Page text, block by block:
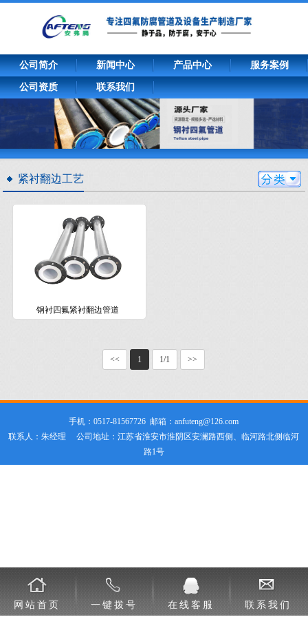
公司简介 新闻中心 产品中心 服务案例
公司资质 联系我们
紧衬翻边工艺
钢衬四氟紧衬翻边管道
<< 1 1/1 >>
手机：0517-81567726 邮箱：anfuteng@126.com
联系人：朱经理 公司地址：江苏省淮安市淮阴区安澜路西侧、临河路北侧临河
路1号
网站首页 一键拨号 在线客服 联系我们